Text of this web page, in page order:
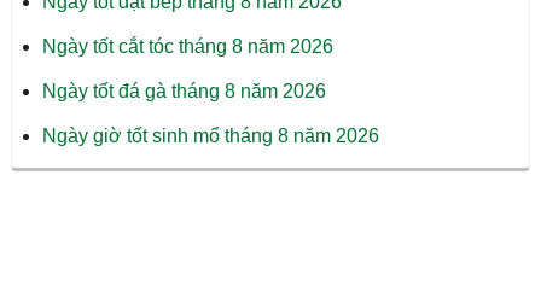
Ngày tốt cắt tóc tháng 8 năm 2026
Ngày tốt đá gà tháng 8 năm 2026
Ngày giờ tốt sinh mổ tháng 8 năm 2026